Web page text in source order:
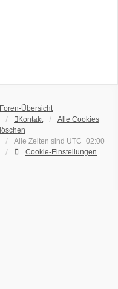
Foren-Übersicht
Kontakt
Alle Cookies
löschen
Alle Zeiten sind UTC+02:00
Cookie-Einstellungen